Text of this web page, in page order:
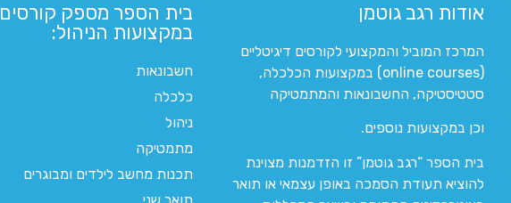
אודות רגב גוטמן
המרכז המוביל והמקצועי לקורסים דיגיטליים
(online courses) במקצועות הכלכלה,
סטטיסטיקה, החשבונאות והמתמטיקה
וכן במקצועות נוספים.
בית הספר “רגב גוטמן” זו הזדמנות מצוינת
להוציא תעודת הסמכה באופן עצמאי או תואר
בית הספר מספק קורסים
במקצועות הניהול:
חשבונאות
כלכלה
ניהול
מתמטיקה
תכנות מחשב לילדים ומבוגרים